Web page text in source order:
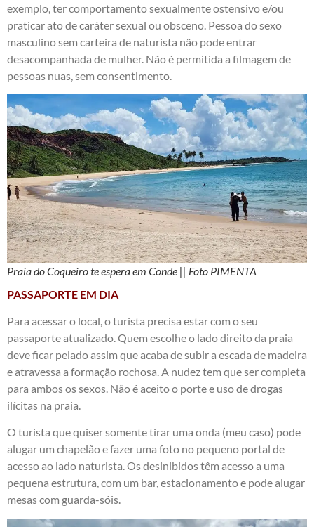
exemplo, ter comportamento sexualmente ostensivo e/ou
praticar ato de caráter sexual ou obsceno. Pessoa do sexo
masculino sem carteira de naturista não pode entrar
desacompanhada de mulher. Não é permitida a filmagem de
pessoas nuas, sem consentimento.
Praia do Coqueiro te espera em Conde || Foto PIMENTA
PASSAPORTE EM DIA
Para acessar o local, o turista precisa estar com o seu
passaporte atualizado. Quem escolhe o lado direito da praia
deve ficar pelado assim que acaba de subir a escada de madeira
e atravessa a formação rochosa. A nudez tem que ser completa
para ambos os sexos. Não é aceito o porte e uso de drogas
ilícitas na praia.
O turista que quiser somente tirar uma onda (meu caso) pode
alugar um chapelão e fazer uma foto no pequeno portal de
acesso ao lado naturista. Os desinibidos têm acesso a uma
pequena estrutura, com um bar, estacionamento e pode alugar
mesas com guarda-sóis.